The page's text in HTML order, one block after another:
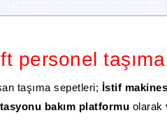
personel
taşıma sepetleri; İstif
bakım platformu olarak